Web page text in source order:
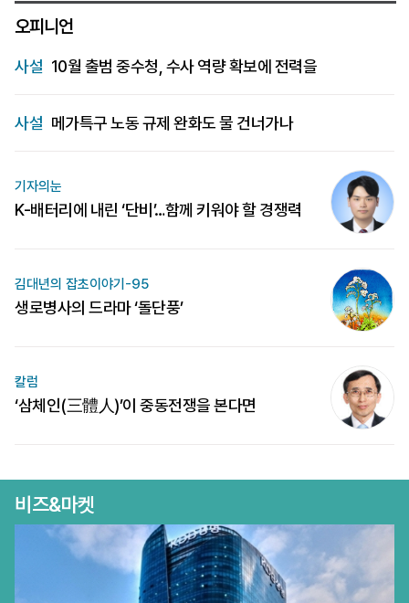
오피니언
사설 10월 출범 중수청, 수사 역량 확보에 전력을
사설 메가특구 노동 규제 완화도 물 건너가나
기자의눈
K-배터리에 내린 ‘단비’…함께 키워야 할 경쟁력
김대년의 잡초이야기-95
생로병사의 드라마 ‘돌단풍’
칼럼
‘삼체인(三體人)’이 중동전쟁을 본다면
비즈&마켓